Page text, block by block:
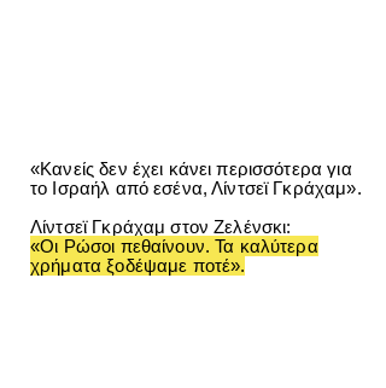
«Κανείς δεν έχει κάνει περισσότερα για
το Ισραήλ από εσένα, Λίντσεϊ Γκράχαμ».
Λίντσεϊ Γκράχαμ στον Ζελένσκι:
«Οι Ρώσοι πεθαίνουν. Τα καλύτερα
χρήματα ξοδέψαμε ποτέ».